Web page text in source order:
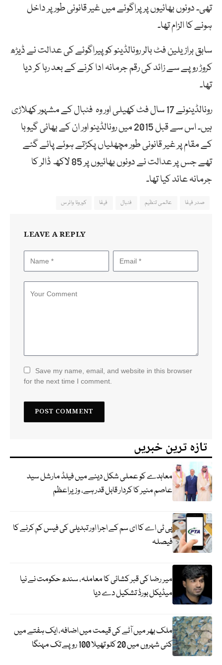
تھی۔ دونوں بھائیوں پر پراگوئے میں غیر قانونی طور پر داخل
ہونے کا الزام تھا۔
سابق برازیلین فٹ بالر رونالڈینو کو پیراگوئے کی عدالت نے ڈیڑھ
کروڑ روپے سے زائد کی رقم جرمانہ ادا کرنے کے بعد رہا کر دیا
تھا۔
رونالڈینونے 17 سال فٹ کھیلی اور وہ فٹبال کے مشہور کھلاڑی
ہیں۔ اس سے قبل 2015 میں رونالڈینو اور ان کے بھائی گیوبا
کے مقام پر غیر قانونی طور مچھلیاں پکڑتے ہوئے پائے گئے
تھے جس پر عدالت نے دونوں بھائیوں پر 85 لاکھ ڈالر کا
جرمانہ عائد کیا تھا۔
صدر فیفا عالمی تنظیم فٹبال فیفا کورونا وائرس
LEAVE A REPLY
Save my name, email, and website in this browser
for the next time I comment.
تازہ ترین خبریں
معاہدے کو عملی شکل دینے میں فیلڈ مارشل سید
عاصم منیر کا کردار قابل قدر ہے، وزیراعظم
پی ٹی اے کا ای سم کے اجرا اور تبدیلی کی فیس کم کرنے کا
فیصلہ
میر رضا کی قبر کشائی کا معاملہ، سندھ حکومت نے نیا
میڈیکل بورڈ تشکیل دے دیا
ملک بھر میں آٹے کی قیمت میں اضافہ، ایک ہفتے میں
کئی شہروں میں 20 کلو تھیلا 100 روپے تک مہنگا